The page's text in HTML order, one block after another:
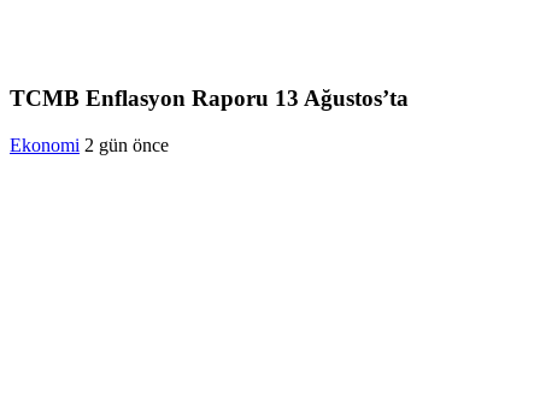
TCMB Enflasyon Raporu 13 Ağustos’ta
Ekonomi 2 gün önce